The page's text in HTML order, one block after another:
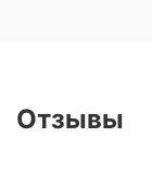
Отзывы